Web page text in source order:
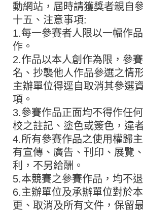
動網站，屆時請獲獎者親自
十五、注意事項:
1.每一參賽者人限以一幅作
作。
2.作品以本人創作為限，參
名、抄襲他人作品參選之情
主辦單位得逕自取消其參選
項。
3.參賽作品正面均不得作任
校之註記、塗色或簽色，違
4.所有參賽作品之使用權歸
有宣傳、廣告、刊印、展覽
利，不另給酬。
5.本競賽之參賽作品，均不退
6.主辦單位及承辦單位對於
更、取消及所有文件，保留